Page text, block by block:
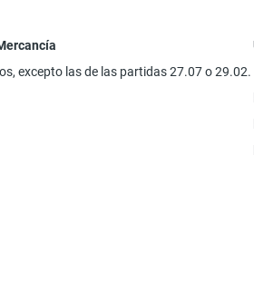
excepto las de las partidas 27.07 o 29.02.